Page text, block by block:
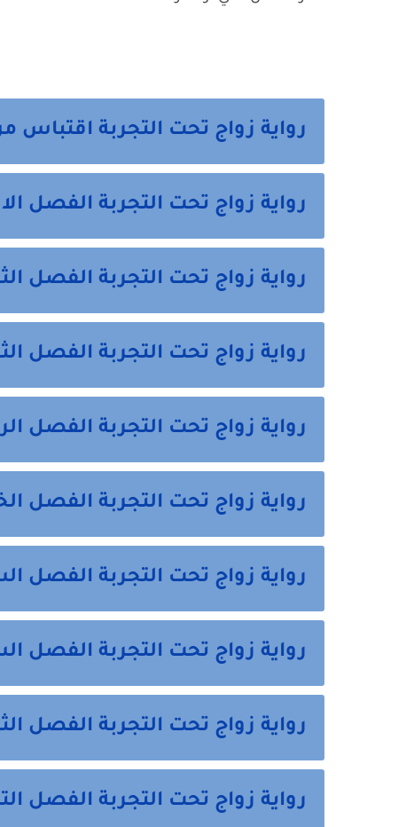
رواية زواج تحت التجربة اقتباس
رواية زواج تحت التجربة الفصل
رواية زواج تحت التجربة الفصل
رواية زواج تحت التجربة الفصل
رواية زواج تحت التجربة الفصل
رواية زواج تحت التجربة الفصل
رواية زواج تحت التجربة الفصل
رواية زواج تحت التجربة الفصل
رواية زواج تحت التجربة الفصل
رواية زواج تحت التجربة الفصل